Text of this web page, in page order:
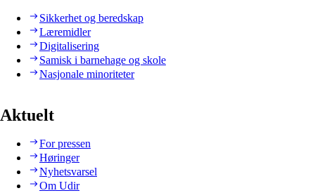
Sikkerhet og beredskap
Læremidler
Digitalisering
Samisk i barnehage og skole
Nasjonale minoriteter
Aktuelt
For pressen
Høringer
Nyhetsvarsel
Om Udir